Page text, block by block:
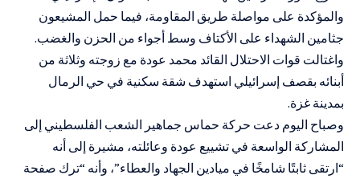
والمؤكدة على مواصلة طريق المقاومة، فيما حمل المشيعون
جثامين الشهداء على الأكتاف وسط أجواء من الحزن والغضب.
واغتالت قوات الاحتلال القائد محمد عودة مع زوجته وثلاثة من
أبنائه بقصف إسرائيلي استهدف شقة سكنية في حي الرمال
بمدينة غزة.
وصباح اليوم دعت حركة حماس جماهير الشعب الفلسطيني إلى
المشاركة الواسعة في تشييع عودة وعائلته، مشيرة إلى أنه
“ارتقى ثابتًا شامخًا في ميادين الجهاد والعطاء”، وأنه “ترك صفحة